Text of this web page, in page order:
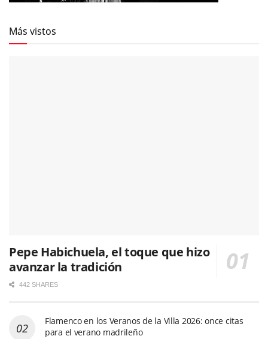
Más vistos
Pepe Habichuela, el toque que hizo
avanzar la tradición
442 SHARES
Flamenco en los Veranos de la Villa 2026: once citas
para el verano madrileño